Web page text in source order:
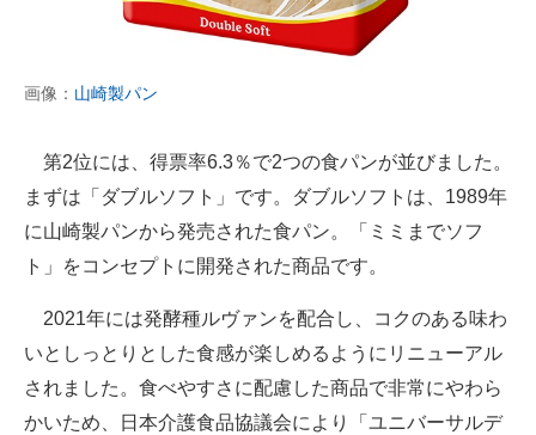
画像： 山崎製パン
第2位には、得票率6.3％で2つの食パンが並びました。
まずは「ダブルソフト」です。ダブルソフトは、1989年
に山崎製パンから発売された食パン。「ミミまでソフ
ト」をコンセプトに開発された商品です。
2021年には発酵種ルヴァンを配合し、コクのある味わ
いとしっとりとした食感が楽しめるようにリニューアル
されました。食べやすさに配慮した商品で非常にやわら
かいため、日本介護食品協議会により「ユニバーサルデ